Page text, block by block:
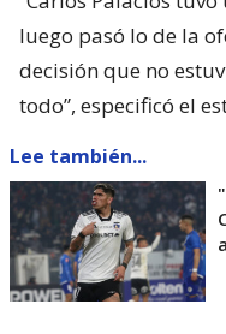
luego pasó lo de la
decisión que no
todo”, especificó el
Lee también...